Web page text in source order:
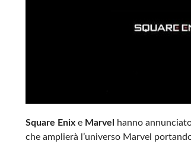
Square Enixe Marvel hanno
che amplierà l’universo Marvel